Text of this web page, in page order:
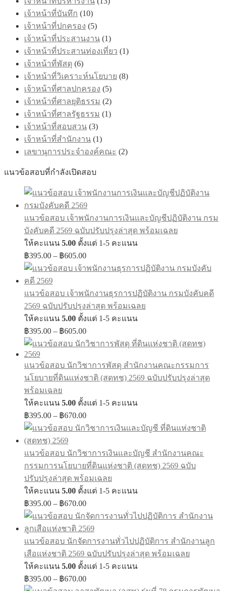
เจ้าหน้าที่บันทึก (10)
เจ้าหน้าที่ปกครอง (5)
เจ้าหน้าที่ประสานงาน (1)
เจ้าหน้าที่ประสานท่องเที่ยว (1)
เจ้าหน้าที่พัสดุ (6)
เจ้าหน้าที่วิเคราะห์นโยบาย (8)
เจ้าหน้าที่ศาลปกครอง (5)
เจ้าหน้าที่ศาลยุติธรรม (2)
เจ้าหน้าที่ศาลรัฐธรรม (1)
เจ้าหน้าที่สอบสวน (3)
เจ้าหน้าที่สำนักงาน (1)
เลขานุการประจำองค์คณะ (2)
แนวข้อสอบที่กำลังเปิดสอบ
แนวข้อสอบ เจ้าพนักงานการเงินและบัญชีปฏิบัติงาน กรม
บังคับคดี 2569 ฉบับปรับปรุงล่าสุด พร้อมเฉลย
ให้คะแนน 5.00 ตั้งแต่ 1-5 คะแนน
฿395.00 – ฿605.00Price
฿395.00
฿605.00
แนวข้อสอบ เจ้าพนักงานธุรการปฏิบัติงาน กรมบังคับคดี
2569 ฉบับปรับปรุงล่าสุด พร้อมเฉลย
ให้คะแนน 5.00 ตั้งแต่ 1-5 คะแนน
฿395.00 – ฿605.00Price
฿395.00
฿605.00
แนวข้อสอบ นักวิชาการพัสดุ สำนักงานคณะกรรมการ
นโยบายที่ดินแห่งชาติ (สดทช) 2569 ฉบับปรับปรุงล่าสุด
พร้อมเฉลย
ให้คะแนน 5.00 ตั้งแต่ 1-5 คะแนน
฿395.00 – ฿670.00Price
฿395.00
฿670.00
แนวข้อสอบ นักวิชาการเงินและบัญชี สำนักงานคณะ
กรรมการนโยบายที่ดินแห่งชาติ (สดทช) 2569 ฉบับ
ปรับปรุงล่าสุด พร้อมเฉลย
ให้คะแนน 5.00 ตั้งแต่ 1-5 คะแนน
฿395.00 – ฿670.00Price
฿395.00
through
฿670.00
แนวข้อสอบ นักจัดการงานทั่วไปปฏิบัติการ สำนักงานลูก
เสือแห่งชาติ 2569 ฉบับปรับปรุงล่าสุด พร้อมเฉลย
ให้คะแนน 5.00 ตั้งแต่ 1-5 คะแนน
฿395.00 – ฿670.00Price